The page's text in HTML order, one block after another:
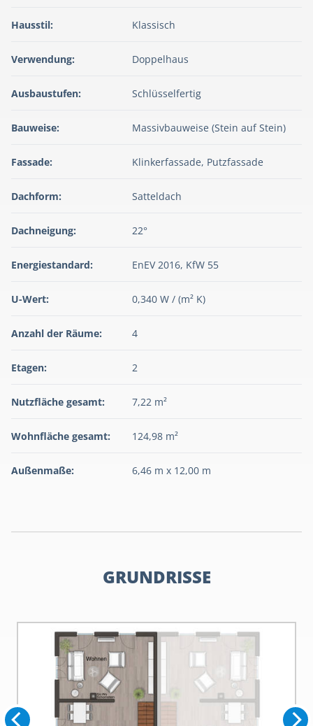
Hausstil: Klassisch
Verwendung: Doppelhaus
Ausbaustufen: Schlüsselfertig
Bauweise: Massivbauweise (Stein auf Stein)
Fassade: Klinkerfassade, Putzfassade
Dachform: Satteldach
Dachneigung: 22°
Energiestandard: EnEV 2016, KfW 55
U-Wert: 0,340 W / (m² K)
Anzahl der Räume: 4
Etagen: 2
Nutzfläche gesamt: 7,22 m²
Wohnfläche gesamt: 124,98 m²
Außenmaße: 6,46 m x 12,00 m
GRUNDRISSE